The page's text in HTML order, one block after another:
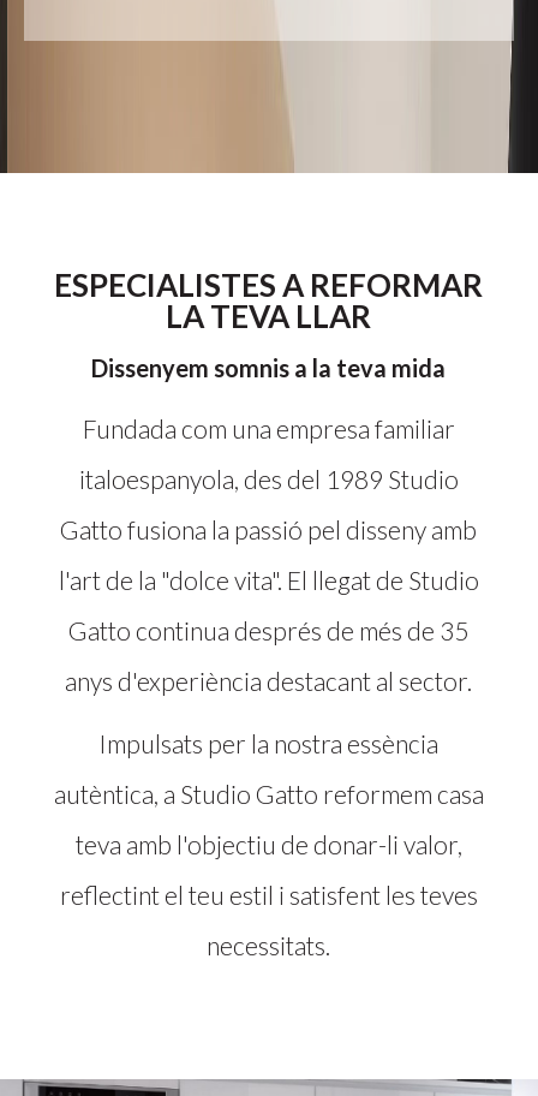
ESPECIALISTES A REFORMAR
LA TEVA LLAR
Dissenyem somnis a la teva mida
Fundada com una empresa familiar
italoespanyola, des del 1989 Studio
Gatto fusiona la passió pel disseny amb
l'art de la "dolce vita". El llegat de Studio
Gatto continua després de més de 35
anys d'experiència destacant al sector.
Impulsats per la nostra essència
autèntica, a Studio Gatto reformem casa
teva amb l'objectiu de donar-li valor,
reflectint el teu estil i satisfent les teves
necessitats.